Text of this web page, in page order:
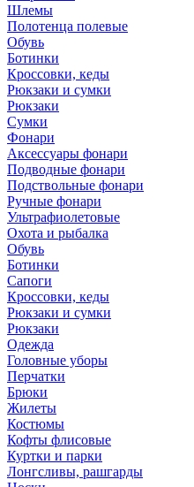
Шлемы
Полотенца полевые
Обувь
Ботинки
Кроссовки, кеды
Рюкзаки и сумки
Рюкзаки
Сумки
Фонари
Аксессуары фонари
Подводные фонари
Подствольные фонари
Ручные фонари
Ультрафиолетовые
Охота и рыбалка
Обувь
Ботинки
Сапоги
Кроссовки, кеды
Рюкзаки и сумки
Рюкзаки
Одежда
Головные уборы
Перчатки
Брюки
Жилеты
Костюмы
Кофты флисовые
Куртки и парки
Лонгсливы, рашгарды